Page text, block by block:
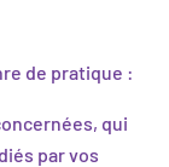
de pratique :
qui
par vos